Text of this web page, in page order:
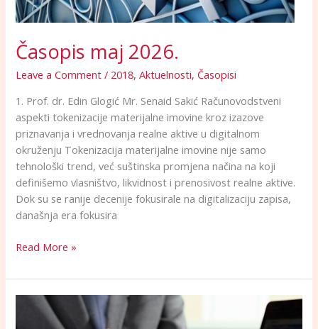
Časopis maj 2026.
Leave a Comment / 2018,Aktuelnosti, Časopisi
1. Prof. dr. Edin Glogić Mr. Senaid Sakić Računovodstveni
aspekti tokenizacije materijalne imovine kroz izazove
priznavanja i vrednovanja realne aktive u digitalnom
okruženju Tokenizacija materijalne imovine nije samo
tehnološki trend, već suštinska promjena načina na koji
definišemo vlasništvo, likvidnost i prenosivost realne aktive.
Dok su se ranije decenije fokusirale na digitalizaciju zapisa,
današnja era fokusira
Read More »
Otvorene